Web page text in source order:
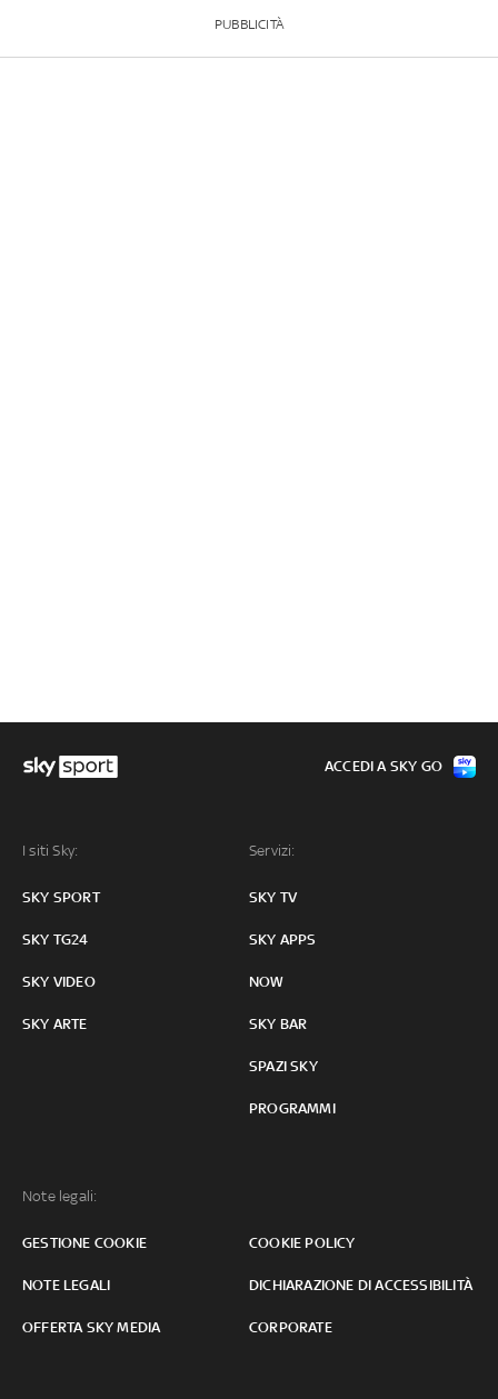
PUBBLICITÀ
I siti Sky:
SKY SPORT
SKY TG24
SKY VIDEO
SKY ARTE
Servizi:
SKY TV
SKY APPS
NOW
SKY BAR
SPAZI SKY
PROGRAMMI
Note legali:
GESTIONE COOKIE COOKIE POLICY
NOTE LEGALI DICHIARAZIONE DI ACCESSIBILITÀ
OFFERTA SKY MEDIA CORPORATE
ACCEDI A SKY GO